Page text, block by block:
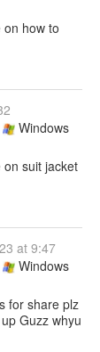
on how to
Windows
on suit jacket
at 9:47
Windows
for share plz
Guzz whyu